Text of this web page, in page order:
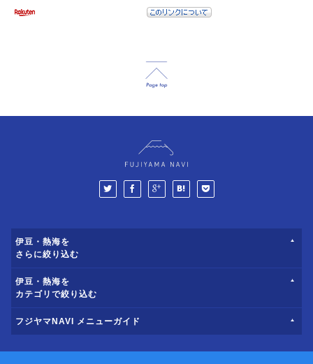
伊豆・熱海を
さらに絞り込む
伊豆・熱海を
カテゴリで絞り込む
フジヤマNAVI メニューガイド